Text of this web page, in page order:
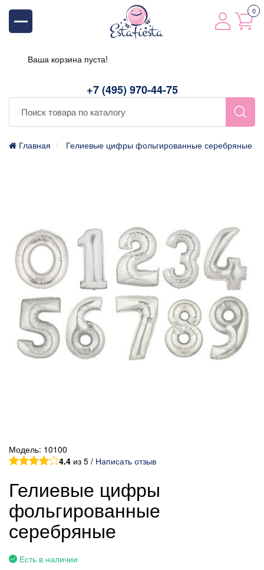
+7 (495) 970-44-75
0
Ваша корзина пуста!
Главная Гелиевые цифры фольгированные серебряные
Модель: 10100
4.4 из 5 / Написать отзыв
Гелиевые цифры
фольгированные
серебряные
Есть в наличии